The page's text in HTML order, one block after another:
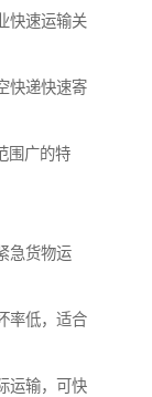
快速运输关
快递快速寄
围广的特
急货物运
率低，适合
运输，可快